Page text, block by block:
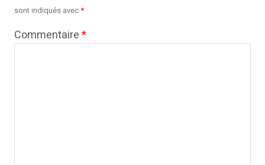
sont indiqués avec*
Commentaire*